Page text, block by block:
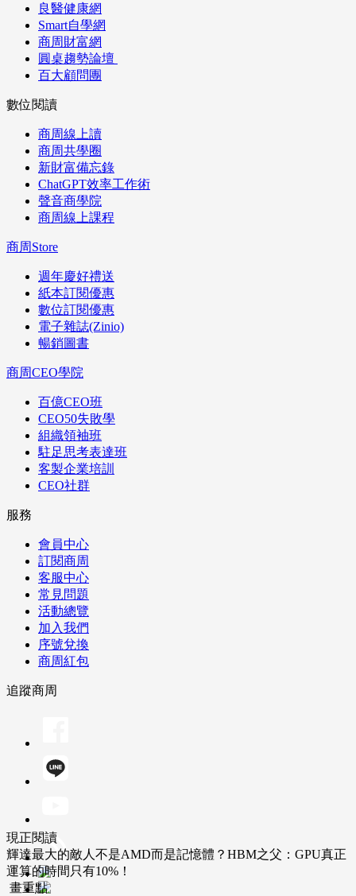
良醫健康網
Smart自學網
商周財富網
圓桌趨勢論壇
百大顧問團
數位閱讀
商周線上讀
商周共學圈
新財富備忘錄
ChatGPT效率工作術
聲音商學院
商周線上課程
商周Store
週年慶好禮送
紙本訂閱優惠
數位訂閱優惠
電子雜誌(Zinio)
暢銷圖書
商周CEO學院
百億CEO班
CEO50失敗學
組織領袖班
駐足思考表達班
客製企業培訓
CEO社群
服務
會員中心
訂閱商周
客服中心
常見問題
活動總覽
加入我們
序號兌換
商周紅包
追蹤商周
現正閱讀
輝達最大的敵人不是AMD而是記憶體？HBM之父：GPU真正
運算的時間只有10%！
畫重點